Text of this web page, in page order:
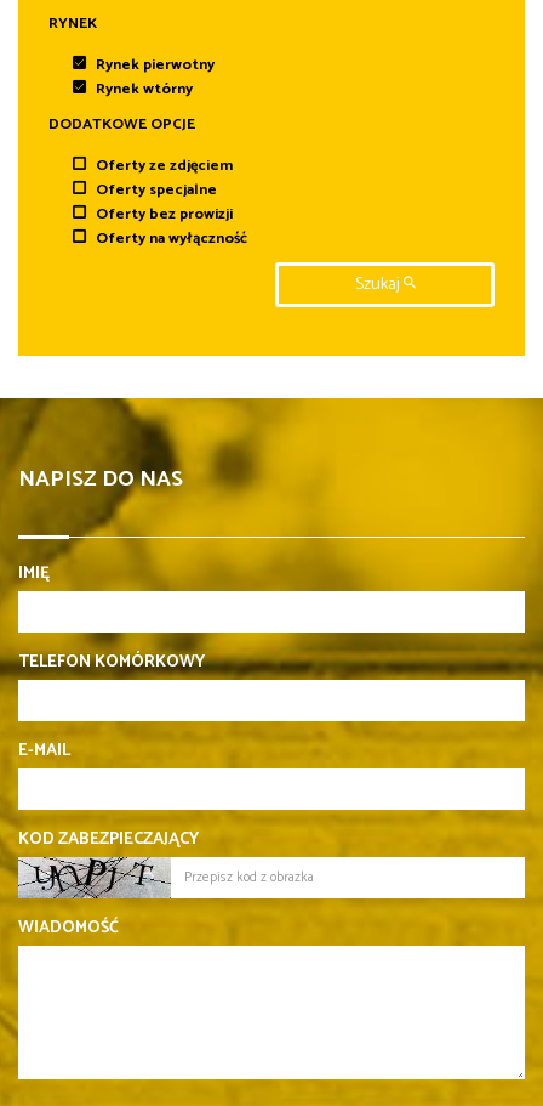
RYNEK
Rynek pierwotny
Rynek wtórny
DODATKOWE OPCJE
Oferty ze zdjęciem
Oferty specjalne
Oferty bez prowizji
Oferty na wyłączność
Szukaj
NAPISZ DO NAS
IMIĘ
TELEFON KOMÓRKOWY
E-MAIL
KOD ZABEZPIECZAJĄCY
WIADOMOŚĆ